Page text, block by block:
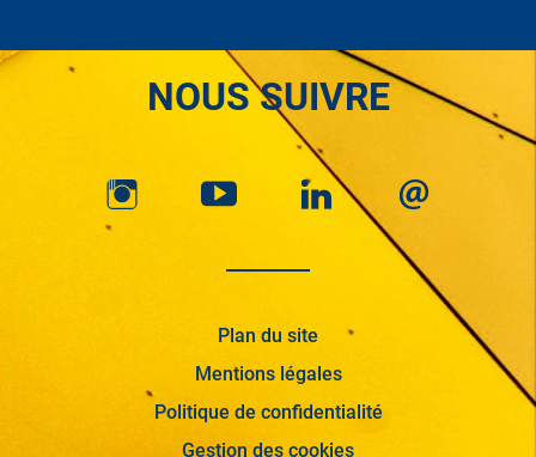
NOUS SUIVRE
Plan du site
Mentions légales
Politique de confidentialité
Gestion des cookies